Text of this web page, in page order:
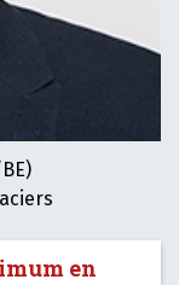
en